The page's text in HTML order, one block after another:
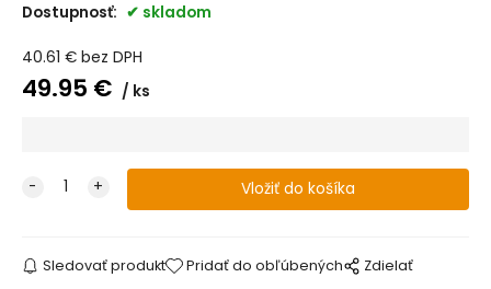
Dostupnosť: skladom
40.61 € bez DPH
49.95 € ks
Sledovať produkt Pridať do obľúbených Zdielať